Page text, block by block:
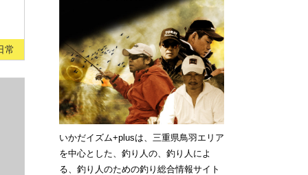
常
いかだイズム+plusは、三重県鳥羽エリア
を中心とした、釣り人の、釣り人によ
る、釣り人のための釣り総合情報サイト